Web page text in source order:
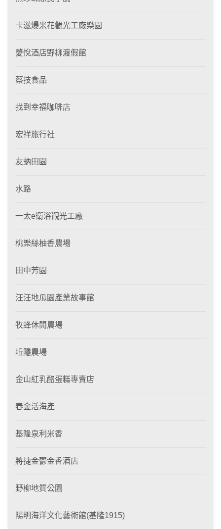
卡滋爆米花觀光工廠樂園
薆悅酒店野柳渡假館
蔡技食品
找到幸福咖啡店
宏祥旅行社
友蚋田園
水路
一太e衛浴觀光工廠
桃樂絲柚香農場
田中芳園
汪汪地瓜園產業故事館
牧蜂休閒農場
坵隱農場
金山紅乳酪蛋糕專賣店
春金活海產
基隆泉利米香
將捷金鬱金香酒店
野柳地質公園
陽明海洋文化藝術館(基隆1915)